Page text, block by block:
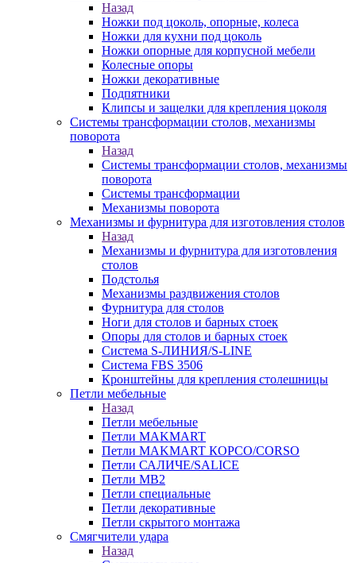
Назад
Ножки под цоколь, опорные, колеса
Ножки для кухни под цоколь
Ножки опорные для корпусной мебели
Колесные опоры
Ножки декоративные
Подпятники
Клипсы и защелки для крепления цоколя
Системы трансформации столов, механизмы
поворота
Назад
Системы трансформации столов, механизмы
поворота
Системы трансформации
Механизмы поворота
Механизмы и фурнитура для изготовления столов
Назад
Механизмы и фурнитура для изготовления
столов
Подстолья
Механизмы раздвижения столов
Фурнитура для столов
Ноги для столов и барных стоек
Опоры для столов и барных стоек
Система S-ЛИНИЯ/S-LINE
Система FBS 3506
Кронштейны для крепления столешницы
Петли мебельные
Назад
Петли мебельные
Петли MAKMART
Петли MAKMART КОРСО/CORSO
Петли САЛИЧЕ/SALICE
Петли MB2
Петли специальные
Петли декоративные
Петли скрытого монтажа
Смягчители удара
Назад